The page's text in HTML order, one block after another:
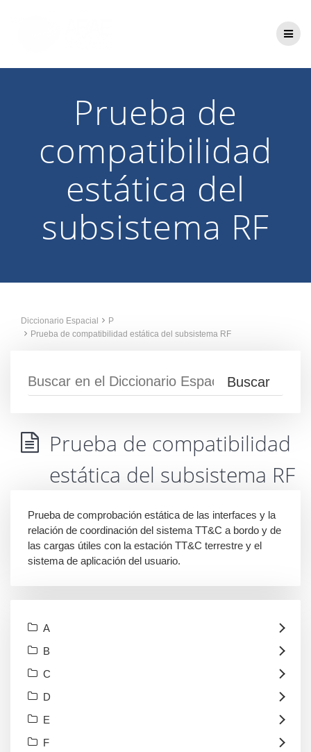
Prueba de
compatibilidad
estática del
subsistema RF
Diccionario Espacial
P
Prueba de compatibilidad estática del subsistema RF
Prueba de compatibilidad
estática del subsistema RF
Prueba de comprobación estática de las interfaces y la
relación de coordinación del sistema TT&C a bordo y de
las cargas útiles con la estación TT&C terrestre y el
sistema de aplicación del usuario.
A
B
C
D
E
F